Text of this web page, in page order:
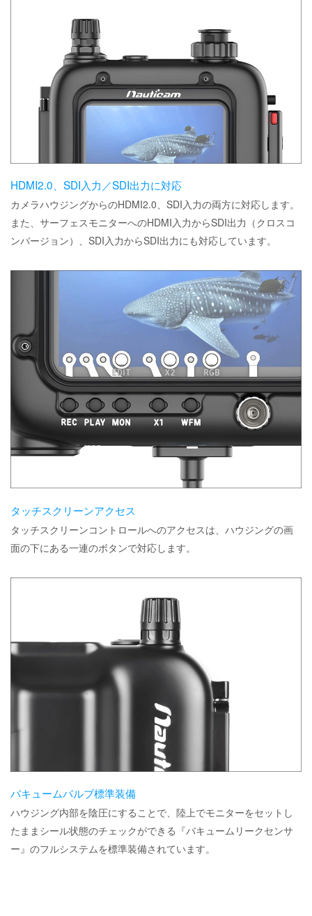
HDMI2.0、SDI入力／SDI出力に対応
カメラハウジングからのHDMI2.0、SDI入力の両方に対応します。
また、サーフェスモニターへのHDMI入力からSDI出力（クロスコ
ンバージョン）、SDI入力からSDI出力にも対応しています。
タッチスクリーンアクセス
タッチスクリーンコントロールへのアクセスは、ハウジングの画
面の下にある一連のボタンで対応します。
バキュームバルブ標準装備
ハウジング内部を陰圧にすることで、陸上でモニターをセットし
たままシール状態のチェックができる『バキュームリークセンサ
ー』のフルシステムを標準装備されています。